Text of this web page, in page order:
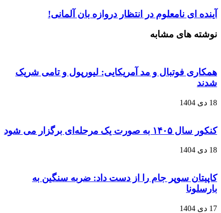
آینده‌ ای نامعلوم در انتظار دروازه‌ بان آلمانی!
نوشته های مشابه
همکاری فوتبال و مد آمریکایی: لیورپول و تامی شریک
شدند
18 دی 1404
کنکور سال ۱۴۰۵ به صورت یک‌ مرحله‌ای برگزار می‌ شود
18 دی 1404
کاپیتان سوپر جام را از دست داد: ضربه سنگین به
بارسلونا
17 دی 1404